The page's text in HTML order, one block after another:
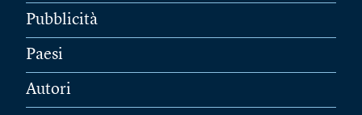
Pubblicità
Paesi
Autori